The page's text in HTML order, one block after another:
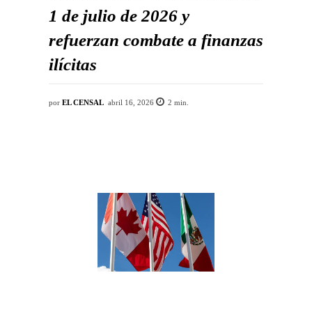
1 de julio de 2026 y
refuerzan combate a finanzas
ilícitas
por EL CENSAL abril 16, 2026 2 min.